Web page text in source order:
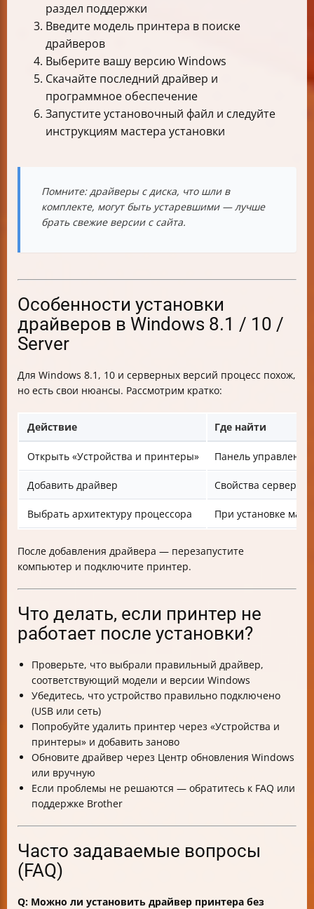
раздел поддержки
Введите модель принтера в поиске
драйверов
Выберите вашу версию Windows
Скачайте последний драйвер и
программное обеспечение
Запустите установочный файл и следуйте
инструкциям мастера установки
Помните: драйверы с диска, что шли в
комплекте, могут быть устаревшими — лучше
брать свежие версии с сайта.
Особенности установки
драйверов в Windows 8.1 / 10 /
Server
Для Windows 8.1, 10 и серверных версий процесс похож,
но есть свои нюансы. Рассмотрим кратко:
Действие Где найти
Открыть «Устройства и принтеры» Панель
Добавить драйвер Свойства сервера
Выбрать архитектуру процессора При установке
После добавления драйвера — перезапустите
компьютер и подключите принтер.
Что делать, если принтер не
работает после установки?
Проверьте, что выбрали правильный драйвер,
соответствующий модели и версии Windows
Убедитесь, что устройство правильно подключено
(USB или сеть)
Попробуйте удалить принтер через «Устройства и
принтеры» и добавить заново
Обновите драйвер через Центр обновления Windows
или вручную
Если проблемы не решаются — обратитесь к FAQ или
поддержке Brother
Часто задаваемые вопросы
(FAQ)
Q: Можно ли установить драйвер принтера без